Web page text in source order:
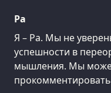
Ра
Я – Ра. Мы не
успешности в
мышления. Мы